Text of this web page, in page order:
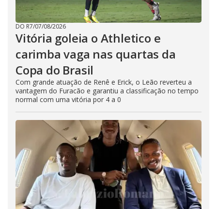
DO R7/07/08/2026
Vitória goleia o Athletico e
carimba vaga nas quartas da
Copa do Brasil
Com grande atuação de Renê e Erick, o Leão reverteu a
vantagem do Furacão e garantiu a classificação no tempo
normal com uma vitória por 4 a 0